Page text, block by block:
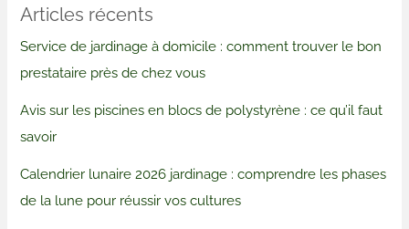
Articles récents
Service de jardinage à domicile : comment trouver le bon
prestataire près de chez vous
Avis sur les piscines en blocs de polystyrène : ce qu’il faut
savoir
Calendrier lunaire 2026 jardinage : comprendre les phases
de la lune pour réussir vos cultures